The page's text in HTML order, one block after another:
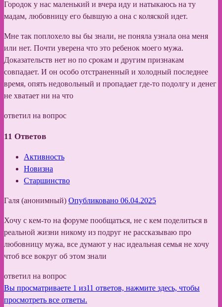
Городок у нас маленький и вчера иду и натыкаюсь на ту
мадам, любовницу его бывшую а она с коляской идет.
Мне так поплохело вы бы знали, не поняла узнала она меня
или нет. Почти уверена что это ребенок моего мужа.
Доказательств нет но по срокам и другим признакам
совпадает. И он особо отстраненный и холодный последнее
время, опять недовольный и пропадает где-то подолгу и денег
не хватает ни на что
ответил на вопрос
11 Ответов
Активность
Новизна
Старшинство
Галя (анонимный) Опубликовано 06.04.2025
Хочу с кем-то на форуме пообщаться, не с кем поделиться в
реальной жизни никому из подруг не рассказываю про
любовницу мужа, все думают у нас идеальная семья не хочу
чтоб все вокруг об этом знали
ответил на вопрос
Вы просматриваете 1 из11 ответов, нажмите здесь, чтобы
просмотреть все ответы.